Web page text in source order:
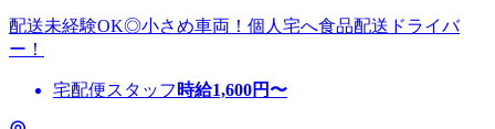
配送未経験OK◎小さめ車両！個人宅へ食品配送ドライバ
ー！
宅配便スタッフ 時給1,600円〜